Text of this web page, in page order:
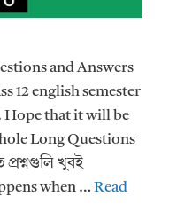
and Answers
12 english semester
Hope that it will be
Long Questions
প্রশ্নগুলি খুবই
when … Read